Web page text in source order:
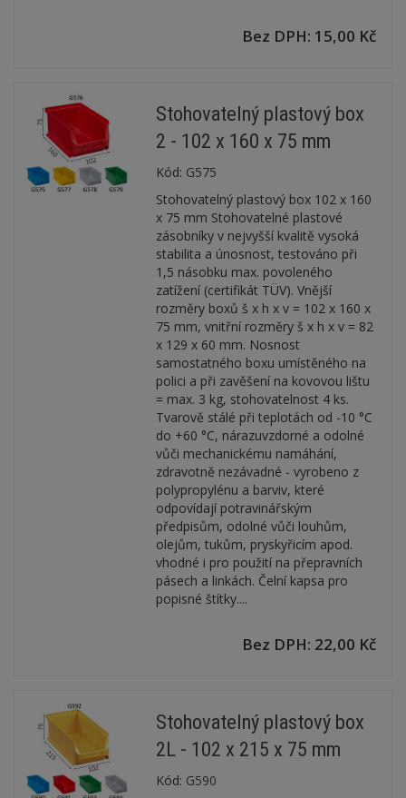
Bez DPH: 15,00 Kč
Stohovatelný plastový box
2 - 102 x 160 x 75 mm
Kód: G575
Stohovatelný plastový box 102 x 160
x 75 mm Stohovatelné plastové
zásobníky v nejvyšší kvalitě vysoká
stabilita a únosnost, testováno při
1,5 násobku max. povoleného
zatížení (certifikát TÜV). Vnější
rozměry boxů š x h x v = 102 x 160 x
75 mm, vnitřní rozměry š x h x v = 82
x 129 x 60 mm. Nosnost
samostatného boxu umístěného na
polici a při zavěšení na kovovou lištu
= max. 3 kg, stohovatelnost 4 ks.
Tvarově stálé při teplotách od -10 °C
do +60 °C, nárazuvzdorné a odolné
vůči mechanickému namáhání,
zdravotně nezávadné - vyrobeno z
polypropylénu a barviv, které
odpovídají potravinářským
předpisům, odolné vůči louhům,
olejům, tukům, pryskyřicím apod.
vhodné i pro použití na přepravních
pásech a linkách. Čelní kapsa pro
popisné štítky....
Bez DPH: 22,00 Kč
Stohovatelný plastový box
2L - 102 x 215 x 75 mm
Kód: G590